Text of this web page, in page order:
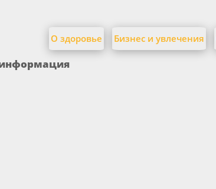
О здоровье Бизнес и увлечения